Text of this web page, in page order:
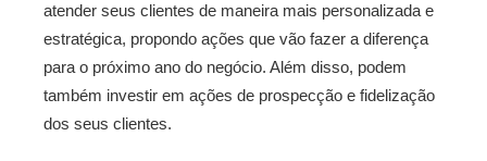
atender seus clientes de maneira mais personalizada e
estratégica, propondo ações que vão fazer a diferença
para o próximo ano do negócio. Além disso, podem
também investir em ações de prospecção e fidelização
dos seus clientes.